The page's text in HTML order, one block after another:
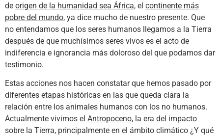
de origen de la humanidad sea África, el continente más
pobre del mundo, ya dice mucho de nuestro presente. Que
no entendamos que los seres humanos llegamos a la Tierra
después de que muchísimos seres vivos es el acto de
indiferencia e ignorancia más doloroso del que podamos dar
testimonio.
Estas acciones nos hacen constatar que hemos pasado por
diferentes etapas históricas en las que queda clara la
relación entre los animales humanos con los no humanos.
Actualmente vivimos el Antropoceno, la era del impacto
sobre la Tierra, principalmente en el ámbito climático ¿Y qué